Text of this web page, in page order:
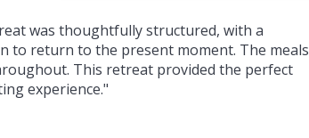
was thoughtfully structured, with a
to return to the present moment. The meals
This retreat provided the perfect
experience."